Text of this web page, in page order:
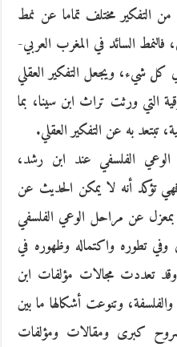
من التفكير مختلف تماما عن نمط
السائد في المغرب العربي-
شيء، ويجعل التفكير العقلي
التي ورثت تراث ابن سينا، بما
تبتعد به عن التفكير العقلي.
الفلسفي عند ابن رشد،
فهي تؤكد أنه لا يمكن الحديث عن
عن مراحل الوعي الفلسفي
وفي تطوره واكتماله وظهوره في
وقد تعددت مجالات مؤلفات ابن
وتنوعت أشكالها ما بين
كبرى ومقالات ومؤلفات